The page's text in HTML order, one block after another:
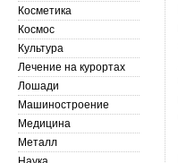
Косметика
Космос
Культура
Лечение на курортах
Лошади
Машиностроение
Медицина
Металл